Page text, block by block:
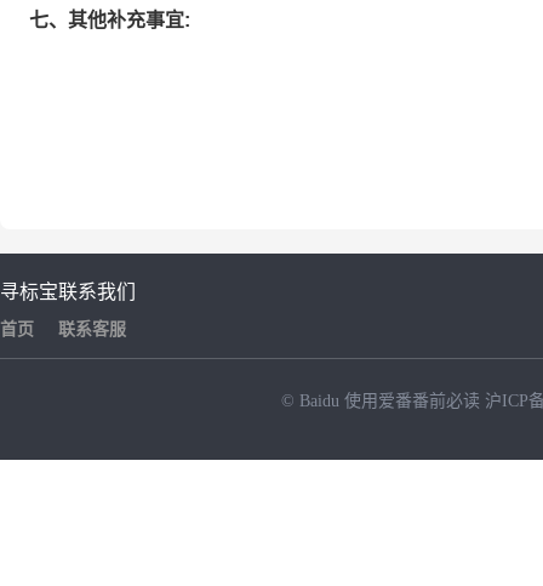
七、其他补充事宜:
寻标宝
首页
联系我们
联系客服
© Baidu 使用爱番番前必读 沪ICP